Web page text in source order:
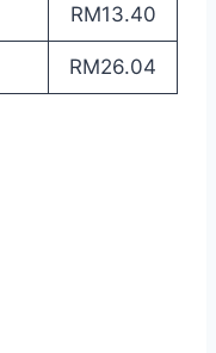
RM13.40
RM26.04